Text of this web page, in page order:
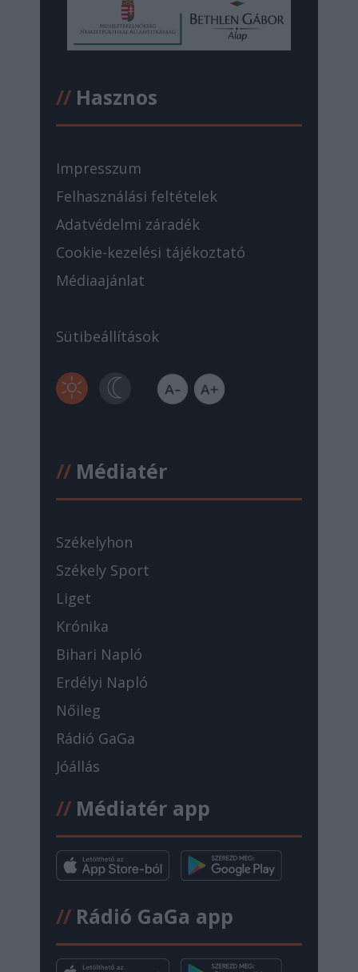
//Hasznos
Impresszum
Felhasználási feltételek
Adatvédelmi záradék
Cookie-kezelési tájékoztató
Médiaajánlat
Sütibeállítások
//Médiatér
Székelyhon
Székely Sport
Liget
Krónika
Bihari Napló
Erdélyi Napló
Nőileg
Rádió GaGa
Jóállás
//Médiatér app
//Rádió GaGa app